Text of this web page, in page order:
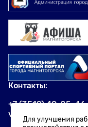
Контакты:
+7 (3519) 49-05-46
Для улучшения